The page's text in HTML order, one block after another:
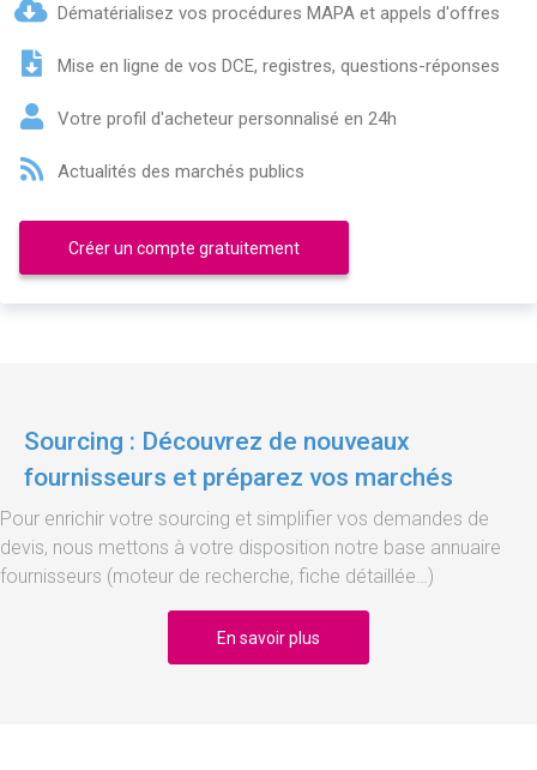
Dématérialisez vos procédures MAPA et appels d'offres
Mise en ligne de vos DCE, registres, questions-réponses
Votre profil d'acheteur personnalisé en 24h
Actualités des marchés publics
Créer un compte gratuitement
Sourcing : Découvrez de nouveaux
fournisseurs et préparez vos marchés
Pour enrichir votre sourcing et simplifier vos demandes de
devis, nous mettons à votre disposition notre base annuaire
fournisseurs (moteur de recherche, fiche détaillée…)
En savoir plus